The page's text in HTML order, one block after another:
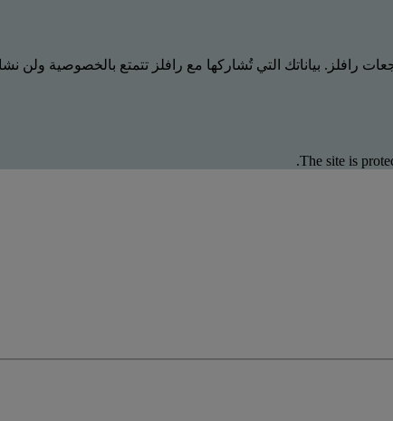
رافلز. بياناتك التي تُشاركها مع رافلز تتمتع بالخصوصية ولن
The site is